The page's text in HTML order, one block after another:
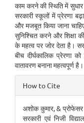
काम करने की स्थिति में
सरकारी स्कूलों में प्रेरणा
और मजबूत किया जाना
सुनिश्चित करने और शिक्षा
के महत्व पर जोर देता है।
बीच दीर्घकालिक प्रेरणा
वातावरण बनाना महत्वपूर्ण है।
Article
Details
How to Cite
अशोक कुमार, & प्रोफेसर
सरकारी एवं निजी